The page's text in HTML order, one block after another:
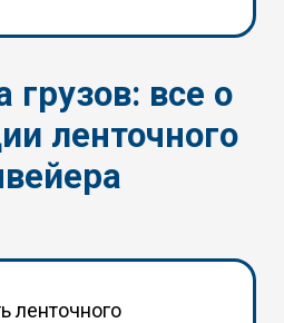
грузов: все о
ленточного
ленточного